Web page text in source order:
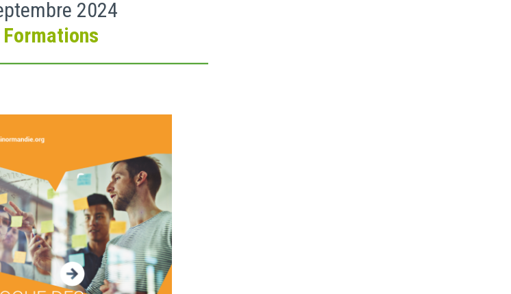
2024
Formations